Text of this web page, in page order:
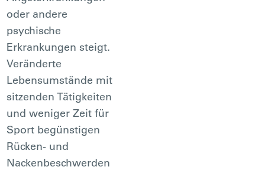
oder andere
psychische
Erkrankungen steigt.
Veränderte
Lebensumstände mit
sitzenden Tätigkeiten
und weniger Zeit für
Sport begünstigen
Rücken- und
Nackenbeschwerden